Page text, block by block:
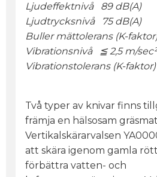
Ljudeffektnivå 89 dB(A)
Ljudtrycksnivå 75 dB(A)
Buller mättolerans (K-
Vibrationsnivå ≦ 2,5 m/sec²
Vibrationstolerans (K-
Två typer av knivar finns
främja en hälsosam
Vertikalskärarvalsen
att skära igenom gamla
förbättra vatten- och